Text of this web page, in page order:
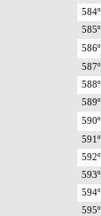
584º
585º
586º
587º
588º
589º
590º
591º
592º
593º
594º
595º